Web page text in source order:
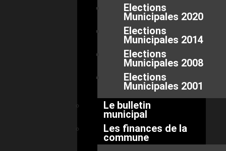
Elections
Municipales 2020
Elections
Municipales 2014
Elections
Municipales 2008
Elections
Municipales 2001
Le bulletin
municipal
Les finances de la
commune